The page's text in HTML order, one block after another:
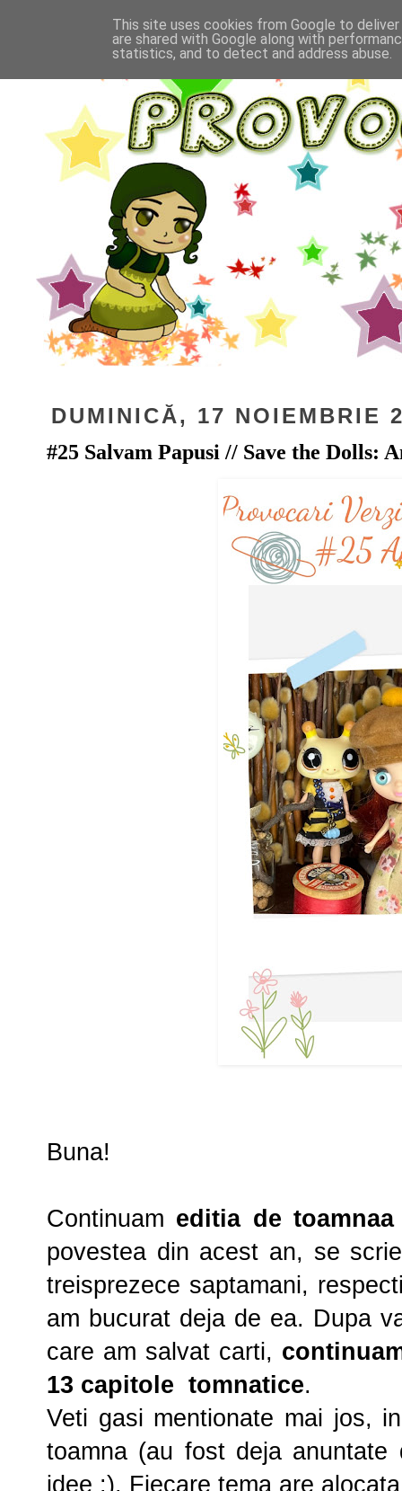
DUMINICĂ, 17 NOIEMBRIE
#25 Salvam Papusi // Save the Dolls:
Buna!
Continuam editia de
povestea din acest an, se
treisprezece saptamani,
am bucurat deja de ea. Dupa
care am salvat carti,
13 capitole tomnatice.
Veti gasi mentionate mai jos,
toamna (au fost deja
idee :). Fiecare tema are
This site uses cookies from Google to
are shared with Google along with
statistics, and to detect and address abuse.